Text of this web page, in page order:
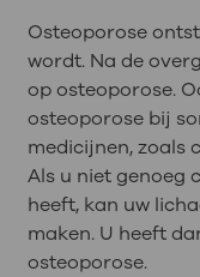
Osteoporose
wordt. Na de
op osteoporose.
osteoporose bij
medicijnen, zoals
Als u niet genoeg
heeft, kan uw
maken. U heeft
osteoporose.